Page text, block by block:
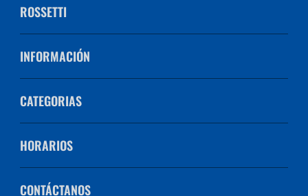
ROSSETTI
INFORMACIÓN
CATEGORIAS
HORARIOS
CONTÁCTANOS